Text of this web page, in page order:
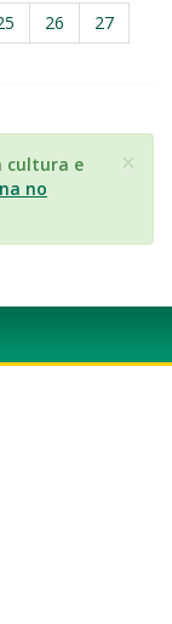
26
27
×
cultura e
no